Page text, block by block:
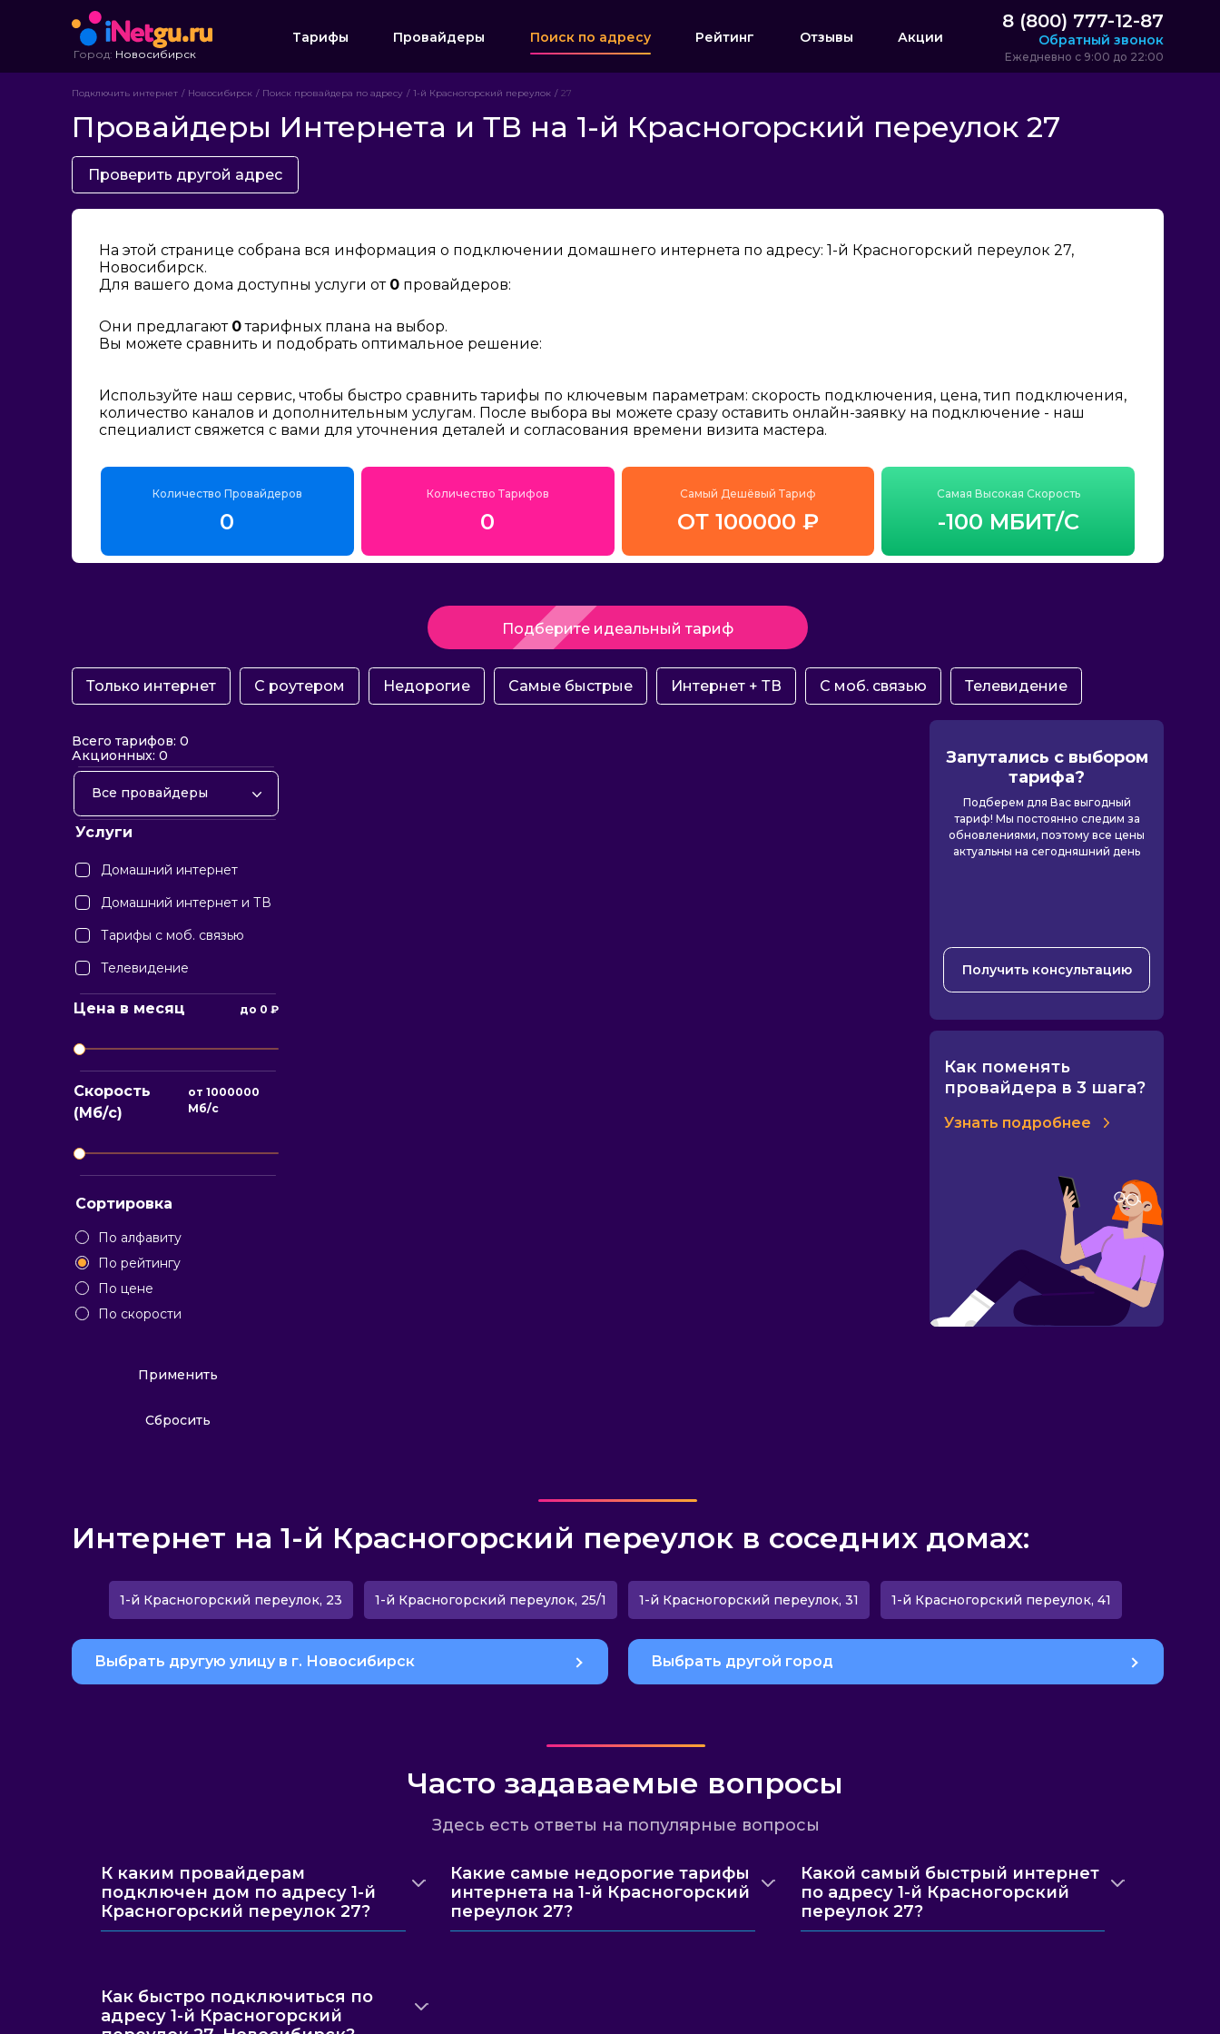
Город: Новосибирск
Тарифы Провайдеры Поиск по адресу Рейтинг Отзывы Акции
8 (800) 777-12-87
Обратный звонок
Ежедневно с 9:00 до 22:00
Подключить интернет Новосибирск Поиск провайдера по адресу 1-й Красногорский переулок 27
Провайдеры Интернета и ТВ на 1-й Красногорский переулок 27
Проверить другой адрес
На этой странице собрана вся информация о подключении домашнего интернета по адресу: 1-й Красногорский переулок 27,
Новосибирск.
Для вашего дома доступны услуги от 0 провайдеров:
Они предлагают 0тарифных плана на выбор.
Вы можете сравнить и подобрать оптимальное решение:
Используйте наш сервис, чтобы быстро сравнить тарифы по ключевым параметрам: скорость подключения, цена, тип подключения,
количество каналов и дополнительным услугам. После выбора вы можете сразу оставить онлайн-заявку на подключение - наш
специалист свяжется с вами для уточнения деталей и согласования времени визита мастера.
Количество Провайдеров
0
Количество Тарифов
0
Самый Дешёвый Тариф
ОТ 100000 ₽
Самая Высокая Скорость
-100 МБИТ/С
Подберите идеальный тариф
Только интернет С роутером Недорогие Самые быстрые Интернет + ТВ С моб. связью Телевидение
Всего тарифов: 0
Акционных: 0
Все провайдеры
Услуги
Домашний интернет
Домашний интернет и ТВ
Тарифы с моб. связью
Телевидение
Цена в месяц до 0 ₽
Скорость
(Мб/с)
от1000000
Мб/с
Сортировка
По алфавиту
По рейтингу
По цене
По скорости
Применить
Сбросить
Запутались с выбором
тарифа?
Подберем для Вас выгодный
тариф! Мы постоянно следим за
обновлениями, поэтому все цены
актуальны на сегодняшний день
Получить консультацию
Как поменять
провайдера в 3 шага?
Узнать подробнее
Интернет на 1-й Красногорский переулок в соседних домах:
1-й Красногорский переулок, 23 1-й Красногорский переулок, 25/1 1-й Красногорский переулок, 31 1-й Красногорский переулок, 41
Выбрать другую улицу в г. Новосибирск Выбрать другой город
Часто задаваемые вопросы
Здесь есть ответы на популярные вопросы
К каким провайдерам
подключен дом по адресу 1-й
Красногорский переулок 27?
Какие самые недорогие тарифы
интернета на 1-й Красногорский
переулок 27?
Какой самый быстрый интернет
по адресу 1-й Красногорский
переулок 27?
Как быстро подключиться по
адресу 1-й Красногорский